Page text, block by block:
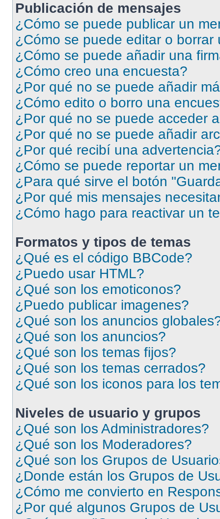
Publicación de mensajes
¿Cómo se puede publicar un
¿Cómo se puede editar o borrar
¿Cómo se puede añadir una
¿Cómo creo una encuesta?
¿Por qué no se puede añadir
¿Cómo edito o borro una
¿Por qué no se puede acceder
¿Por qué no se puede añadir
¿Por qué recibí una
¿Cómo se puede reportar un
¿Para qué sirve el botón
¿Por qué mis mensajes
¿Cómo hago para reactivar un
Formatos y tipos de temas
¿Qué es el código BBCode?
¿Puedo usar HTML?
¿Qué son los emoticonos?
¿Puedo publicar imagenes?
¿Qué son los anuncios
¿Qué son los anuncios?
¿Qué son los temas fijos?
¿Qué son los temas cerrados?
¿Qué son los iconos para los
Niveles de usuario y grupos
¿Qué son los Administradores?
¿Qué son los Moderadores?
¿Qué son los Grupos de
¿Donde están los Grupos de
¿Cómo me convierto en
¿Por qué algunos Grupos de